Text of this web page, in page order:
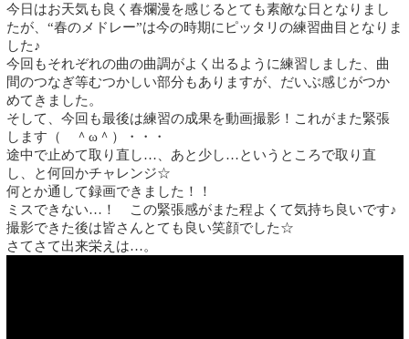
今日はお天気も良く春爛漫を感じるとても素敵な日となりまし
たが、“春のメドレー”は今の時期にピッタリの練習曲目となりま
した♪
今回もそれぞれの曲の曲調がよく出るように練習しました、曲
間のつなぎ等むつかしい部分もありますが、だいぶ感じがつか
めてきました。
そして、今回も最後は練習の成果を動画撮影！これがまた緊張
します（ ＾ω＾）・・・
途中で止めて取り直し…、あと少し…というところで取り直
し、と何回かチャレンジ☆
何とか通して録画できました！！
ミスできない…！ この緊張感がまた程よくて気持ち良いです♪
撮影できた後は皆さんとても良い笑顔でした☆
さてさて出来栄えは…。